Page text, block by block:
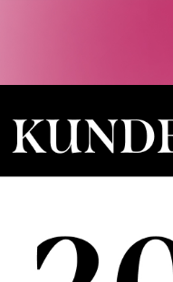
SPØRSMÅL & SVAR
for en